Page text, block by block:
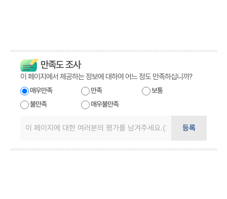
만족도 조사
이 페이지에서 제공하는 정보에 대하여 어느 정도 만족하십니까?
매우만족 만족
보통
불만족
매우불만족
등록